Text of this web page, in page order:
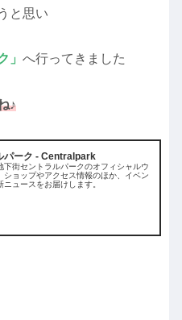
と思い
」 へ行ってきました
♪
パーク - Centralpark
下街セントラルパークのオフィシャルウ
ショップやアクセス情報のほか、イベン
ニュースをお届けします。